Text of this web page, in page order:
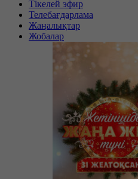
Тікелей эфир
Телебағдарлама
Жаңалықтар
Жобалар